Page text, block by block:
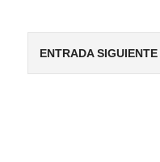
ENTRADA SIGUIENTE